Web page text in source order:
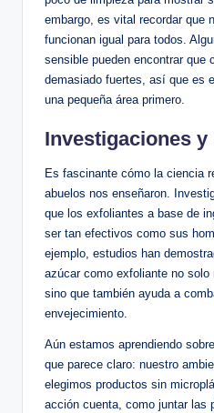
embargo, es vital recordar que
funcionan igual para todos.
sensible pueden encontrar que
demasiado fuertes, así que es
una pequeña área primero.
Investigaciones
Es fascinante cómo la ciencia
abuelos nos enseñaron.
que los exfoliantes a base de
ser tan efectivos como sus
ejemplo, estudios han
azúcar como exfoliante no
sino que también ayuda a
envejecimiento.
Aún estamos aprendiendo
que parece claro: nuestro
elegimos productos sin
acción cuenta, como juntar las